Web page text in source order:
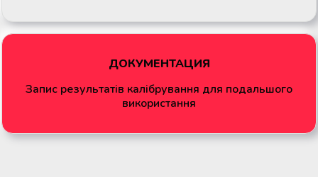
ДОКУМЕНТАЦИЯ
Запис результатів калібрування для подальшого
використання